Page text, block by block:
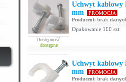
Dostępność:
dostępne
Uchwyt kablowy
mm
PROMOCJA
Producent: brak
Opakowanie 100 szt.
Uchwyt kablowy
mm
PROMOCJA
Producent: brak